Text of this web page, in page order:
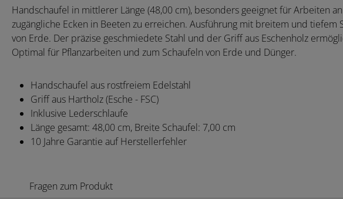
Handschaufel in mittlerer Länge (48,00 cm), besonders geeignet für Arbeiten
zugängliche Ecken in Beeten zu erreichen. Ausführung mit breitem und tiefem
von Erde. Der präzise geschmiedete Stahl und der Griff aus Eschenholz
Optimal für Pflanzarbeiten und zum Schaufeln von Erde und Dünger.
Handschaufel aus rostfreiem Edelstahl
Griff aus Hartholz (Esche - FSC)
Inklusive Lederschlaufe
Länge gesamt: 48,00 cm, Breite Schaufel: 7,00 cm
10 Jahre Garantie auf Herstellerfehler
Fragen zum Produkt